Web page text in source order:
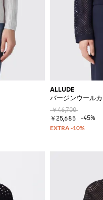
ALLUDE
バージンウール
￥46,700
￥25,685
-45%